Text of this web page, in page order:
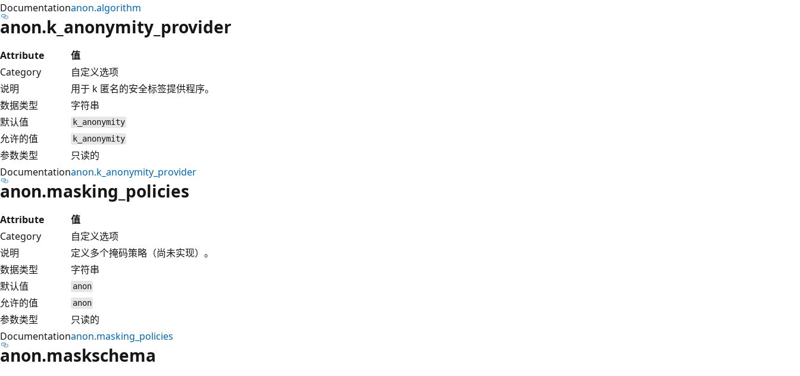
Documentationanon.algorithm
anon.k_anonymity_provider
Attribute
值
Category
自定义选项
说明
用于 k 匿名的安全标签提供程序。
数据类型
字符串
默认值
k_anonymity
允许的值 k_anonymity
参数类型
只读的
Documentationanon.k_anonymity_provider
anon.masking_policies
Attribute
值
Category
自定义选项
说明
定义多个掩码策略（尚未实现）。
数据类型
字符串
默认值
anon
允许的值 anon
参数类型
只读的
Documentationanon.masking_policies
anon.maskschema